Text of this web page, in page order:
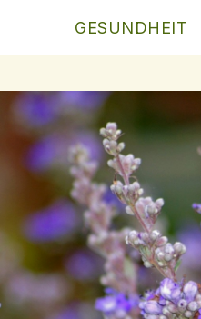
GESUNDHEIT